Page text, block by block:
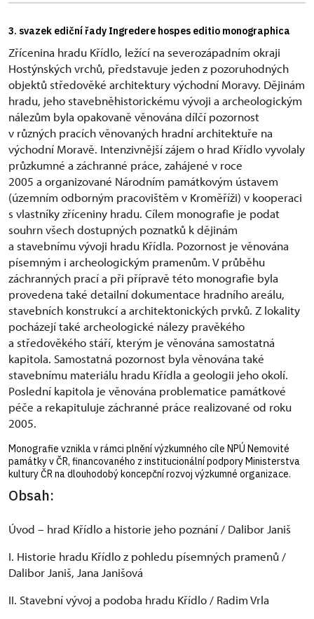
3. svazek ediční řady Ingredere hospes editio monographica
Zřícenina hradu Křídlo, ležící na severozápadním okraji
Hostýnských vrchů, představuje jeden z pozoruhodných
objektů středověké architektury východní Moravy. Dějinám
hradu, jeho stavebněhistorickému vývoji a archeologickým
nálezům byla opakovaně věnována dílčí pozornost
v různých pracích věnovaných hradní architektuře na
východní Moravě. Intenzivnější zájem o hrad Křídlo vyvolaly
průzkumné a záchranné práce, zahájené v roce
2005 a organizované Národním památkovým ústavem
(územním odborným pracovištěm v Kroměříži) v kooperaci
s vlastníky zříceniny hradu. Cílem monografie je podat
souhrn všech dostupných poznatků k dějinám
a stavebnímu vývoji hradu Křídla. Pozornost je věnována
písemným i archeologickým pramenům. V průběhu
záchranných prací a při přípravě této monografie byla
provedena také detailní dokumentace hradního areálu,
stavebních konstrukcí a architektonických prvků. Z lokality
pocházejí také archeologické nálezy pravěkého
a středověkého stáří, kterým je věnována samostatná
kapitola. Samostatná pozornost byla věnována také
stavebnímu materiálu hradu Křídla a geologii jeho okolí.
Poslední kapitola je věnována problematice památkové
péče a rekapituluje záchranné práce realizované od roku
2005.
Monografie vznikla v rámci plnění výzkumného cíle NPÚ Nemovité
památky v ČR, financovaného z institucionální podpory Ministerstva
kultury ČR na dlouhodobý koncepční rozvoj výzkumné organizace.
Obsah:
Úvod – hrad Křídlo a historie jeho poznání / Dalibor Janiš
I. Historie hradu Křídlo z pohledu písemných pramenů /
Dalibor Janiš, Jana Janišová
II. Stavební vývoj a podoba hradu Křídlo / Radim Vrla